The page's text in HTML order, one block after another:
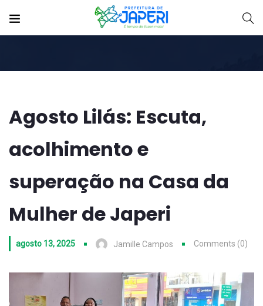
Agosto Lilás: Escuta,
acolhimento e
superação na Casa da
Mulher de Japeri
agosto 13, 2025 Jamille Campos Comments (0)